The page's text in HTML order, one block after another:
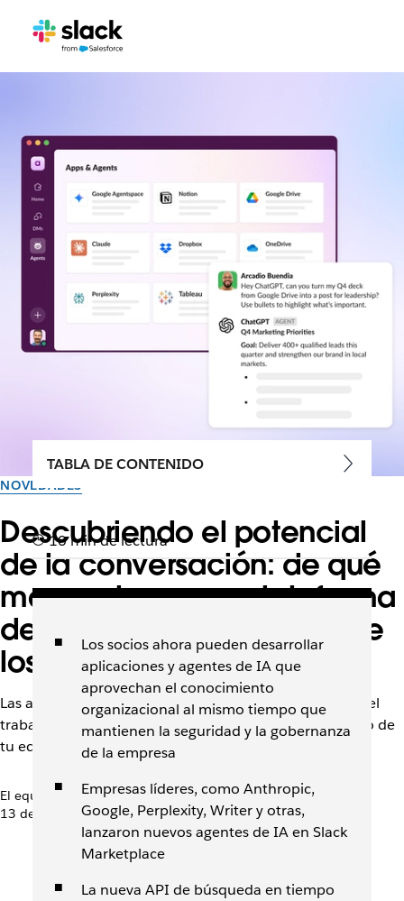
NOVEDADES
Descubriendo el potencial
de la conversación: de qué
manera la nueva plataforma
de Slack favorece la era de
los agentes
Las actualizaciones recientes de la plataforma facilitan el
trabajo con agentes de IA que comprenden el contexto de
tu equipo y realizan tareas con mayor rapidez.
El equipo de Slack
13 de marzo de 2026
TABLA DE CONTENIDO
10 min de lectura
Los socios ahora pueden desarrollar
aplicaciones y agentes de IA que
aprovechan el conocimiento
organizacional al mismo tiempo que
mantienen la seguridad y la gobernanza
de la empresa
Empresas líderes, como Anthropic,
Google, Perplexity, Writer y otras,
lanzaron nuevos agentes de IA en Slack
Marketplace
La nueva API de búsqueda en tiempo